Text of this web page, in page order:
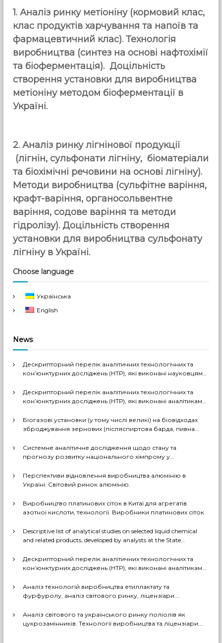
1. Аналіз ринку метіоніну (кормовий клас,
клас продуктів харчування та напоїв та
фармацевтичний клас). Технологія
виробництва (синтез на основі нафтохімії
та біоферментація). Доцільність
створення установки для виробництва
метіоніну методом біоферментації в
Україні.
2.Аналіз ринку лігнінової продукції
(лігнін, сульфонати лігніну, біоматеріали
та біохімічні речовини на основі лігніну).
Методи виробництва (сульфітне варіння,
крафт-варіння, органосольвентне
варіння, содове варіння та методи
гідролізу). Доцільність створення
установки для виробництва сульфонату
лігніну в Україні.
Choose language
Українська
English
News
Дескрипторний перелік аналітичних технологічних та
кон’юнктурних досліджень (НТР), які виконані науковцями
Дескрипторний перелік аналітичних технологічних та
кон’юнктурних досліджень (НТР), які виконані аналітиками
Біогазові установки (у тому числі великі) на біовідходах
зброджування зернових (післяспиртова барда, пивна
рішення, комерціалізовані технології, комбіновані схеми
з отриманням проміжних і товарних продуктів (очищений
добрива тощо). Перспективи комерційного
впровадження цих технологій в Україні
Системне аналітичне дослідження щодо стану та
прогнозу розвитку національного хімпрому у
декількома можливими сценаріями
Перспективи відновлення виробництва алюмінію в
Україні. Світовий ринок алюмінію.
Виробництво платинових сіток в Китаї для агрегатів
азотної кислоти, технології. Виробники платинових сіток
Descriptive list of analytical studies on selected liquid chemical
and related products, developed by analysts at the State
Economic Information in the Chemical Industry» in 2023-2025
(EN version)
Дескрипторний перелік аналітичних технологічних та
кон’юнктурних досліджень (НТР), які виконані аналітиками
Аналіз технологій виробництва етиллактату та
фурфуролу, аналіз світового ринку, ліцензіари.
Україні
Аналіз світового та українського ринку поліолів як
цукрозамінників. Технології виробництва та ліцензіари.